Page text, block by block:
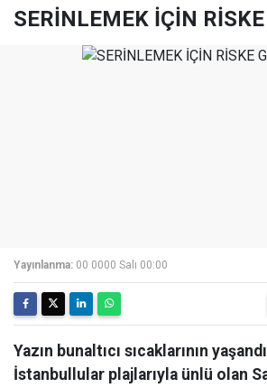
SERİNLEMEK İÇİN
Yayınlanma: 00 0000 Salı 00:00
Yazın bunaltıcı sıcaklarının
İstanbullular plajlarıyla ünlü olan